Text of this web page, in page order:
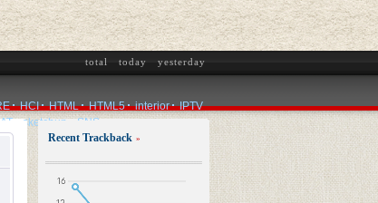
total today yesterday
HCI HTML HTML5 interior
IPTV
sketchup SNS
Recent Trackback »